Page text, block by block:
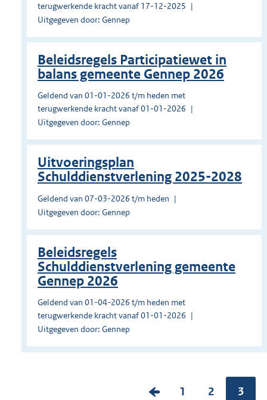
terugwerkende kracht vanaf 17-12-2025
Uitgegeven door: Gennep
Beleidsregels Participatiewet in
balans gemeente Gennep 2026
Geldend van 01-01-2026 t/m heden met
terugwerkende kracht vanaf 01-01-2026
Uitgegeven door: Gennep
Uitvoeringsplan
Schulddienstverlening 2025-2028
Geldend van 07-03-2026 t/m heden
Uitgegeven door: Gennep
Beleidsregels
Schulddienstverlening gemeente
Gennep 2026
Geldend van 01-04-2026 t/m heden met
terugwerkende kracht vanaf 01-01-2026
Uitgegeven door: Gennep
V
P
1
P
2 3